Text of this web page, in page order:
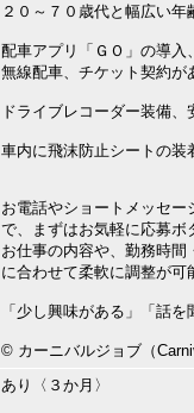
２０～７０歳代と幅広い年
配車アプリ「ＧＯ」の導入
無線配車、チケット契約が
ドライブレコーダー装備、
車内に飛沫防止シートの装
お電話やショートメッセ
で、まずはお気軽に応募ボ
お仕事の内容や、勤務時
に合わせて柔軟に調整が可
「少し興味がある」「話
©︎ カーニバルジョブ（
あり〈３か月〉